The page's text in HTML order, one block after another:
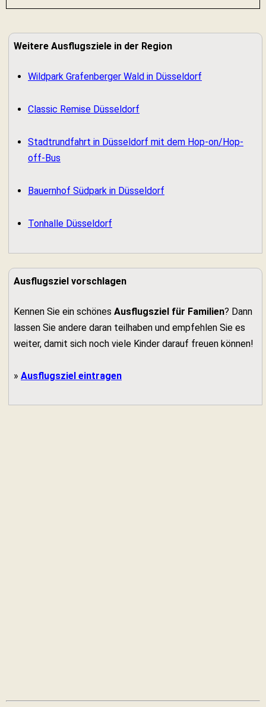
Weitere Ausflugsziele in der Region
Wildpark Grafenberger Wald in Düsseldorf
Classic Remise Düsseldorf
Stadtrundfahrt in Düsseldorf mit dem Hop-on/Hop-
off-Bus
Bauernhof Südpark in Düsseldorf
Tonhalle Düsseldorf
Ausflugsziel vorschlagen
Kennen Sie ein schönes Ausflugsziel für Familien? Dann
lassen Sie andere daran teilhaben und empfehlen Sie es
weiter, damit sich noch viele Kinder darauf freuen können!
» Ausflugsziel eintragen